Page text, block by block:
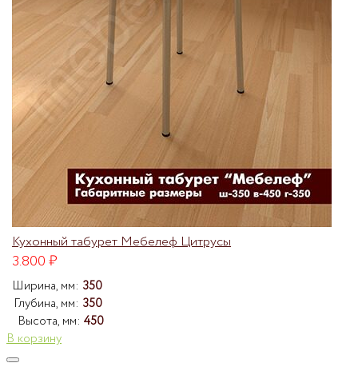
Кухонный табурет Мебелеф Цитрусы
3.800₽
Ширина, мм: 350
Глубина, мм: 350
Высота, мм: 450
В корзину